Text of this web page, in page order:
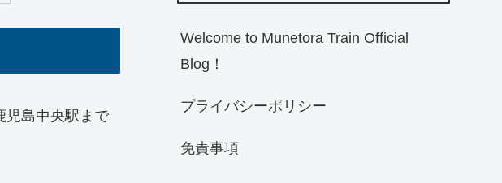
児島中央駅まで
Welcome to Munetora Train Official
Blog！
プライバシーポリシー
免責事項